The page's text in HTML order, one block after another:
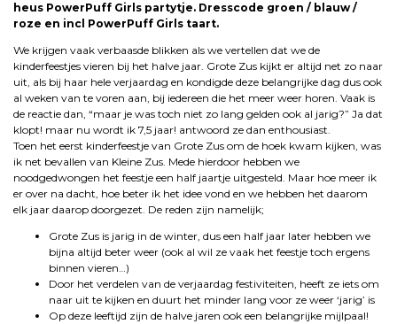
heus PowerPuff Girls partytje. Dresscode groen / blauw /
roze en incl PowerPuff Girls taart.
We krijgen vaak verbaasde blikken als we vertellen dat we de
kinderfeestjes vieren bij het halve jaar. Grote Zus kijkt er altijd net zo naar
uit, als bij haar hele verjaardag en kondigde deze belangrijke dag dus ook
al weken van te voren aan, bij iedereen die het meer weer horen. Vaak is
de reactie dan, “maar je was toch niet zo lang gelden ook al jarig?” Ja dat
klopt! maar nu wordt ik 7,5 jaar! antwoord ze dan enthousiast.
Toen het eerst kinderfeestje van Grote Zus om de hoek kwam kijken, was
ik net bevallen van Kleine Zus. Mede hierdoor hebben we
noodgedwongen het feestje een half jaartje uitgesteld. Maar hoe meer ik
er over na dacht, hoe beter ik het idee vond en we hebben het daarom
elk jaar daarop doorgezet. De reden zijn namelijk;
Grote Zus is jarig in de winter, dus een half jaar later hebben we
bijna altijd beter weer (ook al wil ze vaak het feestje toch ergens
binnen vieren…)
Door het verdelen van de verjaardag festiviteiten, heeft ze iets om
naar uit te kijken en duurt het minder lang voor ze weer ‘jarig’ is
Op deze leeftijd zijn de halve jaren ook een belangrijke mijlpaal!